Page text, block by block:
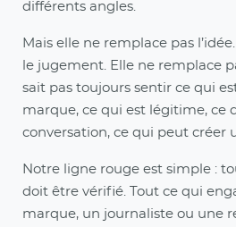
différents angles.
Mais elle ne remplace pas
le jugement. Elle ne remplace
sait pas toujours sentir ce qui
marque, ce qui est légitime, ce
conversation, ce qui peut créer
Notre ligne rouge est simple :
doit être vérifié. Tout ce qui
marque, un journaliste ou une